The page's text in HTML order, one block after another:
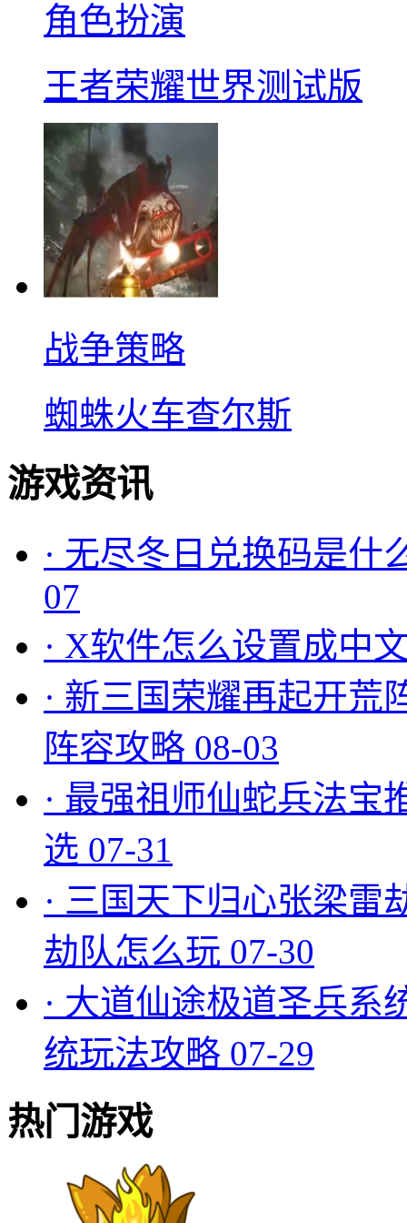
角色扮演
王者荣耀世界测试版
战争策略
蜘蛛火车查尔斯
游戏资讯
· 无尽冬日兑换码是什
07
· X软件怎么设置成中
· 新三国荣耀再起开荒
阵容攻略 08-03
· 最强祖师仙蛇兵法宝
选 07-31
· 三国天下归心张梁雷
劫队怎么玩 07-30
· 大道仙途极道圣兵系
统玩法攻略 07-29
热门游戏